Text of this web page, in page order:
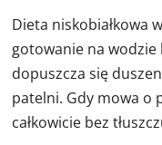
Dieta niskobiałkowa
gotowanie na
dopuszcza się
patelni. Gdy mowa o
całkowicie bez